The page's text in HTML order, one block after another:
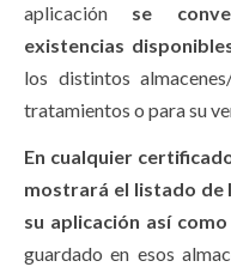
aplicación se
existencias
los distintos
tratamientos o para su
En cualquier
mostrará el listado de
su aplicación así
guardado en esos